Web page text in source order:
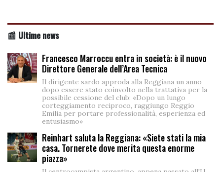
📰 Ultime news
Francesco Marroccu entra in società: è il nuovo
Direttore Generale dell’Area Tecnica
Il dirigente sardo approda alla Reggiana un anno
dopo essere stato coinvolto nella trattativa per la
possibile cessione del club: «Dopo un lungo
corteggiamento reciproco, raggiungo Reggio
Emilia per portare professionalità, esperienza ed
entusiasmo»
Reinhart saluta la Reggiana: «Siete stati la mia
casa. Tornerete dove merita questa enorme
piazza»